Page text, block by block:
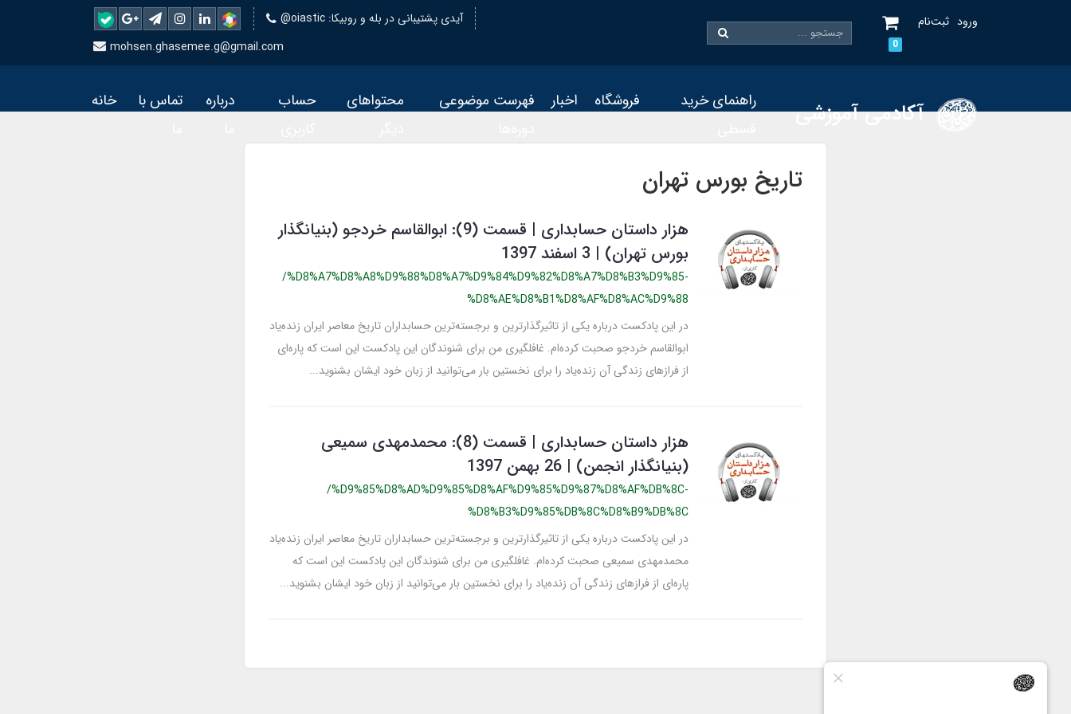
ورود ثبت‌نام
0
@oiastic :آیدی پشتیبانی در بله و روبیکا
mohsen.ghasemee.g@gmail.com
آکادمی آموزشی
راهنمای خرید
فروشگاه اخبار
فهرست موضوعی
محتواهای
حساب
درباره
تماس با
خانه
تاریخ بورس تهران
هزار داستان حسابداری | قسمت (9): ابوالقاسم خردجو (بنیانگذار
بورس تهران) | 3 اسفند 1397
/%D8%A7%D8%A8%D9%88%D8%A7%D9%84%D9%82%D8%A7%D8%B3%D9%85-
%D8%AE%D8%B1%D8%AF%D8%AC%D9%88
در این پادکست درباره یکی از تاثیرگذارترین و برجسته‌ترین حسابداران تاریخ معاصر ایران زنده‌یاد
ابوالقاسم خردجو صحبت کرده‌ام. غافلگیری من برای شنوندگان این پادکست این است که پاره‌ای
از فرازهای زندگی آن زنده‌یاد را برای نخستین بار می‌توانید از زبان خود ایشان بشنوید...
هزار داستان حسابداری | قسمت (8): محمدمهدی سمیعی
(بنیانگذار انجمن) | 26 بهمن 1397
/%D9%85%D8%AD%D9%85%D8%AF%D9%85%D9%87%D8%AF%DB%8C-
%D8%B3%D9%85%DB%8C%D8%B9%DB%8C
در این پادکست درباره یکی از تاثیرگذارترین و برجسته‌ترین حسابداران تاریخ معاصر ایران زنده‌یاد
محمدمهدی سمیعی صحبت کرده‌ام. غافلگیری من برای شنوندگان این پادکست این است که
پاره‌ای از فرازهای زندگی آن زنده‌یاد را برای نخستین بار می‌توانید از زبان خود ایشان بشنوید...